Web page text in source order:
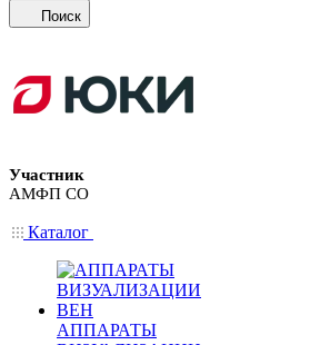
Поиск
Участник
АМФП СО
Каталог
АППАРАТЫ